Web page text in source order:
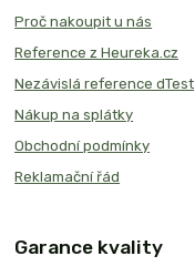
Proč nakoupit u nás
Reference z Heureka.cz
Nezávislá reference dTest
Nákup na splátky
Obchodní podmínky
Reklamační řád
Garance kvality